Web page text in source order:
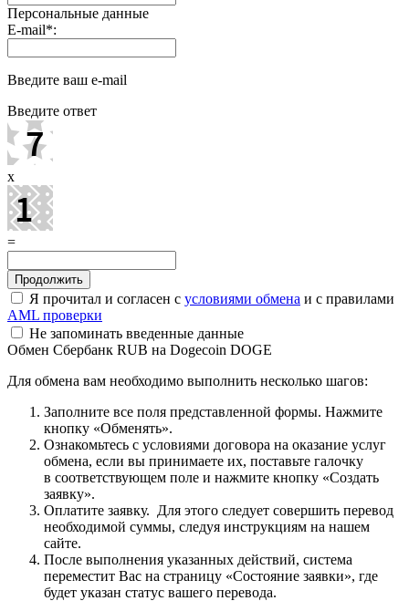
Персональные данные
E-mail*:
Введите ваш e-mail
Введите ответ
x
=
Я прочитал и согласен с условиями обмена и с правилами
AML проверки
Не запоминать введенные данные
Обмен Сбербанк RUB на Dogecoin DOGE
Для обмена вам необходимо выполнить несколько шагов:
Заполните все поля представленной формы. Нажмите
кнопку «Обменять».
Ознакомьтесь с условиями договора на оказание услуг
обмена, если вы принимаете их, поставьте галочку
в соответствующем поле и нажмите кнопку «Создать
заявку».
Оплатите заявку. Для этого следует совершить перевод
необходимой суммы, следуя инструкциям на нашем
сайте.
После выполнения указанных действий, система
переместит Вас на страницу «Состояние заявки», где
будет указан статус вашего перевода.